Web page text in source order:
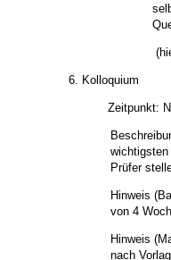
6. Kolloquium
Zeitpunkt:
wichtigsten
Prüfer
Hinweis
von 4
Hinweis
nach